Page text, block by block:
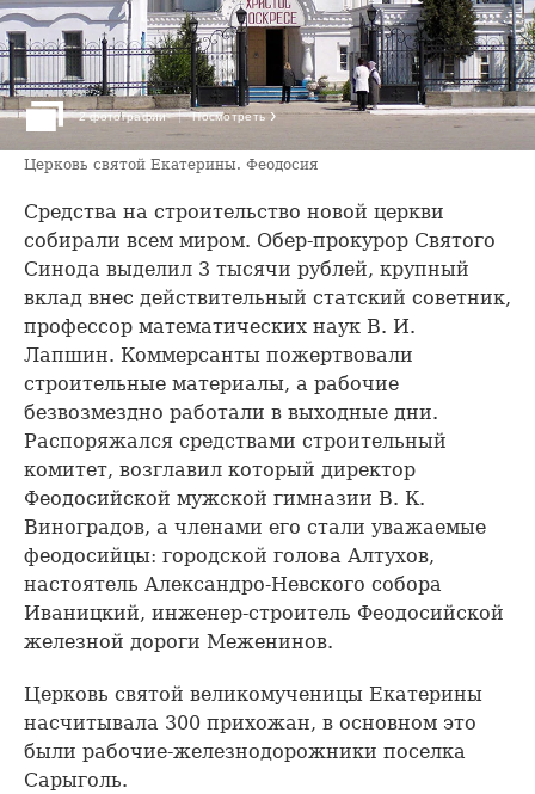
2 фотографии Посмотреть ›
Церковь святой Екатерины. Феодосия
Средства на строительство новой церкви
собирали всем миром. Обер-прокурор Святого
Синода выделил 3 тысячи рублей, крупный
вклад внес действительный статский советник,
профессор математических наук В. И.
Лапшин. Коммерсанты пожертвовали
строительные материалы, а рабочие
безвозмездно работали в выходные дни.
Распоряжался средствами строительный
комитет, возглавил который директор
Феодосийской мужской гимназии В. К.
Виноградов, а членами его стали уважаемые
феодосийцы: городской голова Алтухов,
настоятель Александро-Невского собора
Иваницкий, инженер-строитель Феодосийской
железной дороги Меженинов.
Церковь святой великомученицы Екатерины
насчитывала 300 прихожан, в основном это
были рабочие-железнодорожники поселка
Сарыголь.